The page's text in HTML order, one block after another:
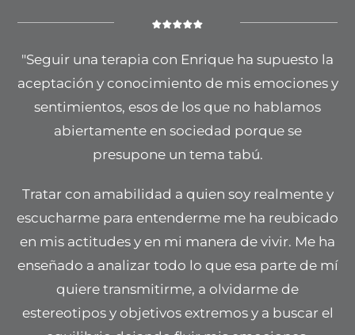
"Seguir una terapia con Enrique ha supuesto la
aceptación y conocimiento de mis emociones y
sentimientos, esos de los que no hablamos
abiertamente en sociedad porque se
presupone un tema tabú.
Tratar con amabilidad a quien soy realmente y
escucharme para entenderme me ha reubicado
en mis actitudes y en mi manera de vivir. Me ha
enseñado a analizar todo lo que esa parte de mí
quiere transmitirme, a olvidarme de
estereotipos y objetivos extremos y a buscar el